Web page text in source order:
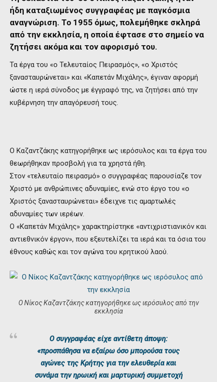
ήδη καταξιωμένος συγγραφέας με παγκόσμια
αναγνώριση. Το 1955 όμως, πολεμήθηκε σκληρά
από την εκκλησία, η οποία έφτασε στο σημείο να
ζητήσει ακόμα και τον αφορισμό του.
Τα έργα του «ο Τελευταίος Πειρασμός», «ο Χριστός
ξανασταυρώνεται» και «Καπετάν Μιχάλης», έγιναν αφορμή
ώστε η ιερά σύνοδος με έγγραφό της, να ζητήσει από την
κυβέρνηση την απαγόρευσή τους.
Ο Καζαντζάκης κατηγορήθηκε ως ιερόσυλος και τα έργα του
θεωρήθηκαν προσβολή για τα χρηστά ήθη.
Στον «τελευταίο πειρασμό» ο συγγραφέας παρουσίαζε τον
Χριστό με ανθρώπινες αδυναμίες, ενώ στο έργο του «ο
Χριστός ξανασταυρώνεται» έδειχνε τις αμαρτωλές
αδυναμίες των ιερέων.
Ο «Καπετάν Μιχάλης» χαρακτηρίστηκε «αντιχριστιανικόν και
αντιεθνικόν έργον», που εξευτελίζει τα ιερά και τα όσια του
έθνους καθώς και τον αγώνα του κρητικού λαού.
Ο Νίκος Καζαντζάκης κατηγορήθηκε ως ιερόσυλος από την
εκκλησία
Ο συγγραφέας είχε αντίθετη άποψη:
«προσπάθησα να εξαίρω όσο μπορούσα τους
αγώνες της Κρήτης για την ελευθερία και
συνάμα την ηρωική και μαρτυρική συμμετοχή